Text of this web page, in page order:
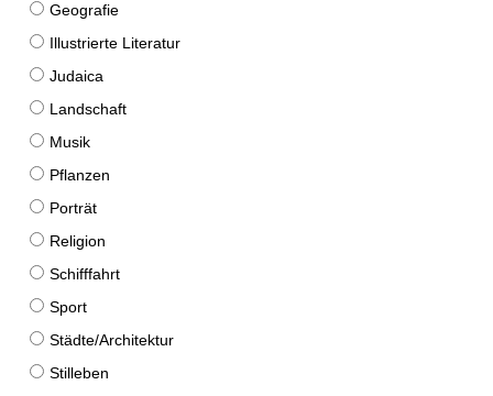
Geografie
Illustrierte Literatur
Judaica
Landschaft
Musik
Pflanzen
Porträt
Religion
Schifffahrt
Sport
Städte/Architektur
Stilleben